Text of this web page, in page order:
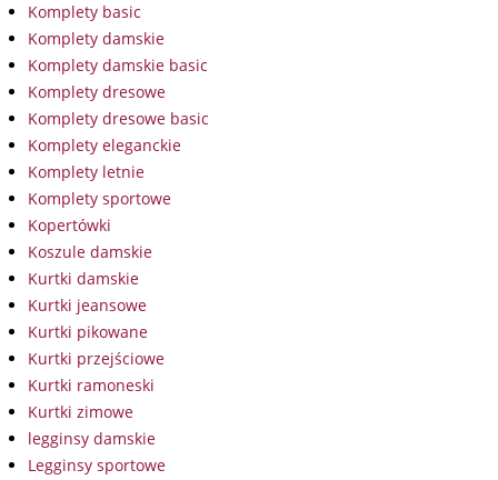
Komplety basic
Komplety damskie
Komplety damskie basic
Komplety dresowe
Komplety dresowe basic
Komplety eleganckie
Komplety letnie
Komplety sportowe
Kopertówki
Koszule damskie
Kurtki damskie
Kurtki jeansowe
Kurtki pikowane
Kurtki przejściowe
Kurtki ramoneski
Kurtki zimowe
legginsy damskie
Legginsy sportowe